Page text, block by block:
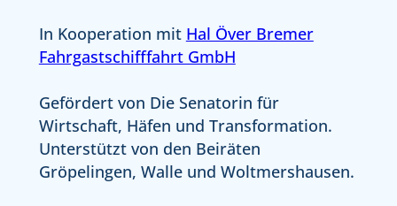
In Kooperation mit Hal Över Bremer
Fahrgastschifffahrt GmbH
Gefördert von Die Senatorin für
Wirtschaft, Häfen und Transformation.
Unterstützt von den Beiräten
Gröpelingen, Walle und Woltmershausen.